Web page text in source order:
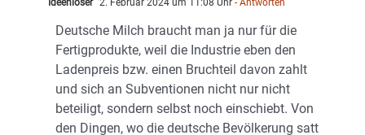
Deutsche Milch braucht man ja nur für die
Fertigprodukte, weil die Industrie eben den
Ladenpreis bzw. einen Bruchteil davon zahlt
und sich an Subventionen nicht nur nicht
beteiligt, sondern selbst noch einschiebt. Von
den Dingen, wo die deutsche Bevölkerung satt